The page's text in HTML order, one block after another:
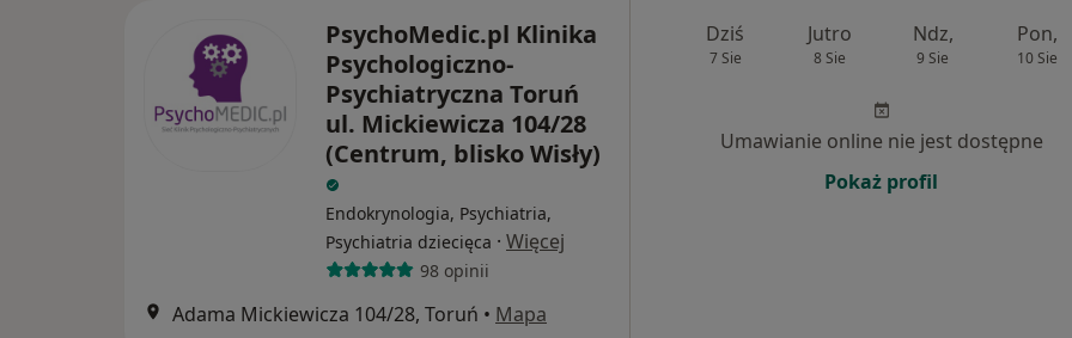
PsychoMedic.pl Klinika
Psychologiczno-
Psychiatryczna Toruń
ul. Mickiewicza 104/28
(Centrum, blisko Wisły)
Endokrynologia, Psychiatria,
Psychiatria dziecięca · Więcej
98 opinii
Adama Mickiewicza 104/28, Toruń • Mapa
Dziś
7 Sie
Jutro
8 Sie
Ndz,
9 Sie
Pon,
10 Sie
Umawianie online nie jest dostępne
Pokaż profil